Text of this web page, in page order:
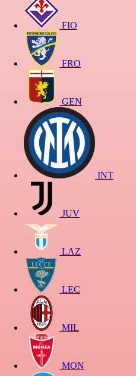
FIO
FRO
GEN
INT
JUV
LAZ
LEC
MIL
MON